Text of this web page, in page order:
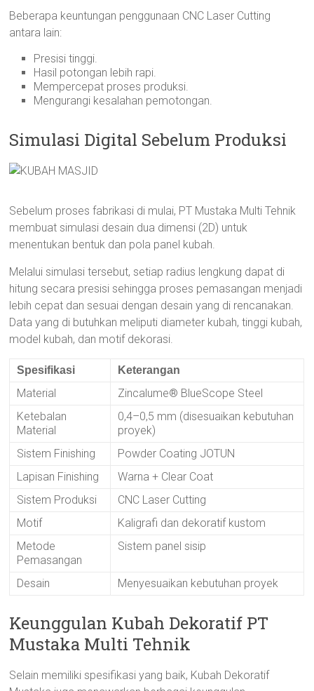
Beberapa keuntungan penggunaan CNC Laser Cutting
antara lain:
Presisi tinggi.
Hasil potongan lebih rapi.
Mempercepat proses produksi.
Mengurangi kesalahan pemotongan.
Simulasi Digital Sebelum Produksi
Sebelum proses fabrikasi di mulai, PT Mustaka Multi Tehnik
membuat simulasi desain dua dimensi (2D) untuk
menentukan bentuk dan pola panel kubah.
Melalui simulasi tersebut, setiap radius lengkung dapat di
hitung secara presisi sehingga proses pemasangan menjadi
lebih cepat dan sesuai dengan desain yang di rencanakan.
Data yang di butuhkan meliputi diameter kubah, tinggi kubah,
model kubah, dan motif dekorasi.
Spesifikasi Keterangan
Material
Zincalume® BlueScope Steel
Ketebalan
Material
0,4–0,5 mm (disesuaikan kebutuhan
proyek)
Sistem Finishing
Powder Coating JOTUN
Lapisan Finishing
Warna + Clear Coat
Sistem Produksi
CNC Laser Cutting
Motif
Kaligrafi dan dekoratif kustom
Metode
Pemasangan
Sistem panel sisip
Desain Menyesuaikan kebutuhan proyek
Keunggulan Kubah Dekoratif PT
Mustaka Multi Tehnik
Selain memiliki spesifikasi yang baik, Kubah Dekoratif